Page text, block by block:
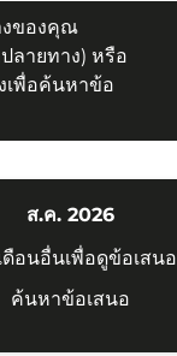
งของคุณ
ลายทาง) หรือ
เพื่อค้นหาข้อ
ส.ค. 2026
ดือนอื่นเพื่อดูข้อเสนอ
ค้นหาข้อเสนอ